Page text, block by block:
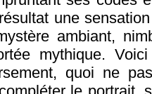
une
ambiant,
mythique.
quoi ne